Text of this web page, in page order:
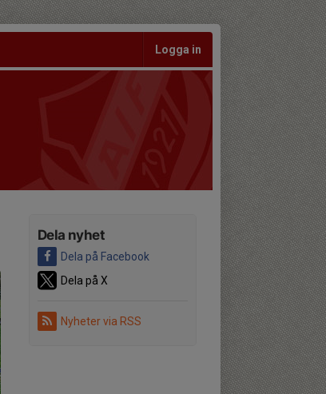
Logga in
Dela nyhet
Dela på Facebook
Dela på X
Nyheter via RSS